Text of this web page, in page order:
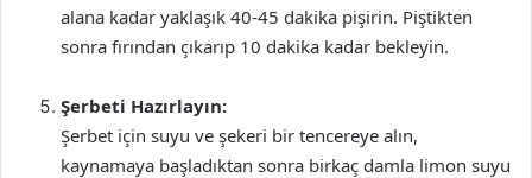
alana kadar yaklaşık 40-45 dakika pişirin. Piştikten
sonra fırından çıkarıp 10 dakika kadar bekleyin.
Şerbeti Hazırlayın:
Şerbet için suyu ve şekeri bir tencereye alın,
kaynamaya başladıktan sonra birkaç damla limon suyu